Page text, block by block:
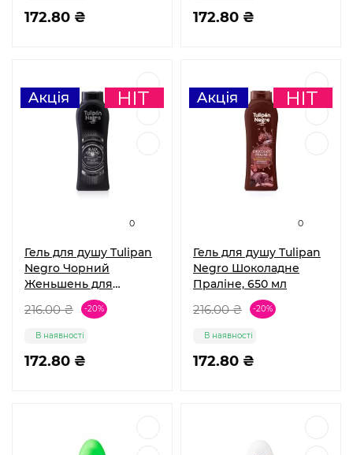
172.80 ₴ 172.80 ₴
0
Гель для душу Tulipan
Negro Чорний
Женьшень для
Чоловіків, 650 мл
216.00 ₴ -20%
172.80 ₴
В наявності
0
Гель для душу Tulipan
Negro Шоколадне
Праліне, 650 мл
216.00 ₴ -20%
172.80 ₴
В наявності